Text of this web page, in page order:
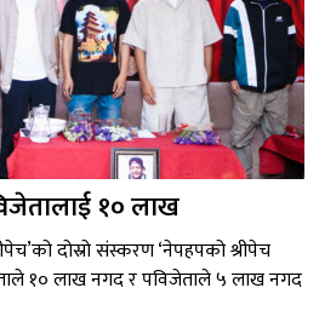
१० लाख
दोस्रो संस्करण ‘नेपहपको श्रीपेच
१० लाख नगद र पविजेताले ५ लाख नगद